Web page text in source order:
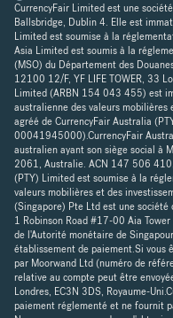
CurrencyFair Limited est une
Ballsbridge, Dublin 4. Elle est
Limited est soumise à la
Asia Limited est soumis à la
(MSO) du Département des
12100 12/F, YF LIFE TOWER, 33
Limited (ARBN 154 043 455) est
australienne des valeurs
agréé de CurrencyFair Australia
00041945000).CurrencyFair
australien ayant son siège social à
2061, Australie. ACN 147 506
(PTY) Limited est soumise à la
valeurs mobilières et des
(Singapore) Pte Ltd est une société
1 Robinson Road #17-00 Aia
de l'Autorité monétaire de
établissement de paiement.Si vous
par Moorwand Ltd (numéro de
relative au compte peut être
Londres, EC3N 3DS, Royaume-
paiement réglementé et ne fournit